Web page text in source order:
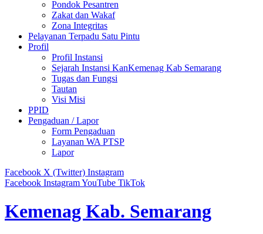
Pondok Pesantren
Zakat dan Wakaf
Zona Integritas
Pelayanan Terpadu Satu Pintu
Profil
Profil Instansi
Sejarah Instansi KanKemenag Kab Semarang
Tugas dan Fungsi
Tautan
Visi Misi
PPID
Pengaduan / Lapor
Form Pengaduan
Layanan WA PTSP
Lapor
Facebook X (Twitter) Instagram
Facebook InstagramYouTube TikTok
Kemenag Kab. Semarang